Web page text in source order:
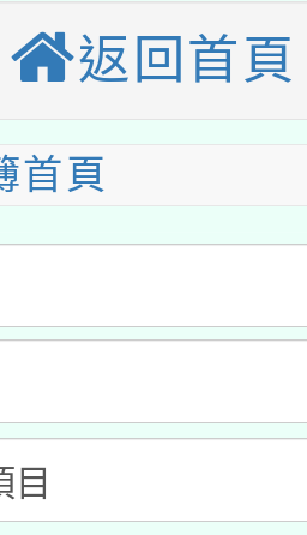
單位及節水達
廟祈福系列
桃園地景藝術
學年度第2次
果公告(無人
共學行動站研
115年度閱讀
動專業研習
─人工智慧
養講師名單
容與教學軟體
委員會函釋公
陸應申請許可
部水利署委託
返回首頁
首頁